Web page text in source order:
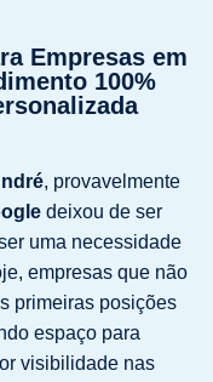
Empresas em
100%
, provavelmente
deixou de ser
uma necessidade
empresas que não
primeiras posições
espaço para
visibilidade nas